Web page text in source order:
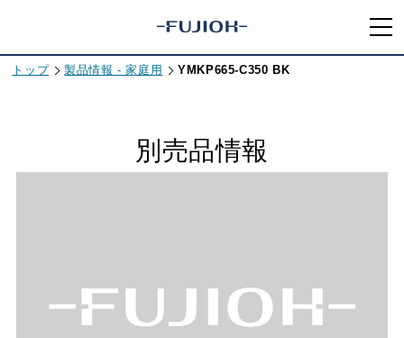
トップ 製品情報 - 家庭用 YMKP665-C350 BK
別売品情報